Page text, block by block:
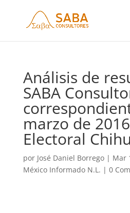
Análisis de
SABA
marzo de
Electoral
por José Daniel Borrego| Mar
México Informado N.L. | 0